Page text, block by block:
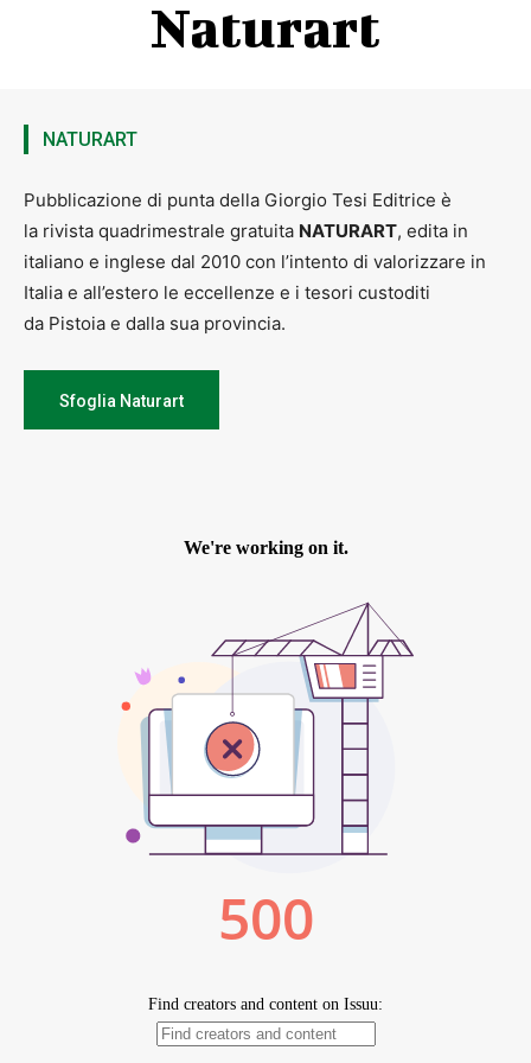
Naturart
NATURART
Pubblicazione di punta della Giorgio Tesi Editrice è
la rivista quadrimestrale gratuita NATURART, edita in
italiano e inglese dal 2010 con l’intento di valorizzare in
Italia e all’estero le eccellenze e i tesori custoditi
da Pistoia e dalla sua provincia.
Sfoglia Naturart